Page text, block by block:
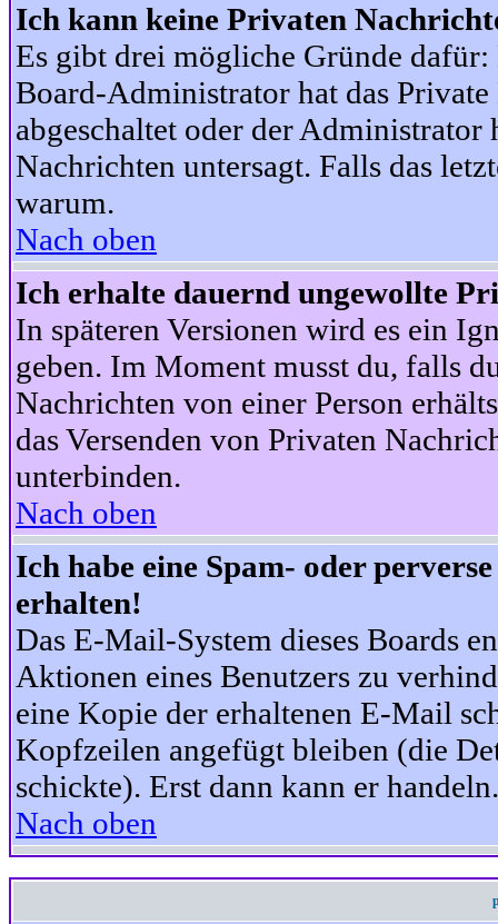
Ich kann keine Privaten
Es gibt drei mögliche Gründe
Board-Administrator hat das
abgeschaltet oder der
Nachrichten untersagt. Falls das
warum.
Nach oben
Ich erhalte dauernd ungewollte
In späteren Versionen wird es ein
geben. Im Moment musst du, falls
Nachrichten von einer Person
das Versenden von Privaten
unterbinden.
Nach oben
Ich habe eine Spam- oder
erhalten!
Das E-Mail-System dieses Boards
Aktionen eines Benutzers zu
eine Kopie der erhaltenen E-Mail
Kopfzeilen angefügt bleiben (die
schickte). Erst dann kann er handeln.
Nach oben